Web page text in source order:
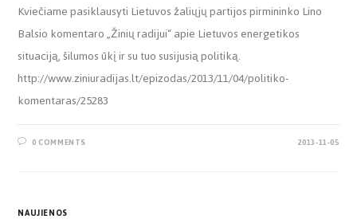
Kviečiame pasiklausyti Lietuvos žaliųjų partijos pirmininko Lino
Balsio komentaro „Žinių radijui“ apie Lietuvos energetikos
situaciją, šilumos ūkį ir su tuo susijusią politiką.
http://www.ziniuradijas.lt/epizodas/2013/11/04/politiko-
komentaras/25283
0 COMMENTS 2013-11-05
NAUJIENOS